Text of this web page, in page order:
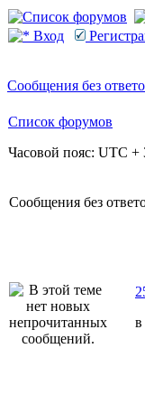
Вход
Сообщения без
Список форумов
Часовой пояс: UTC +
Сообщения без